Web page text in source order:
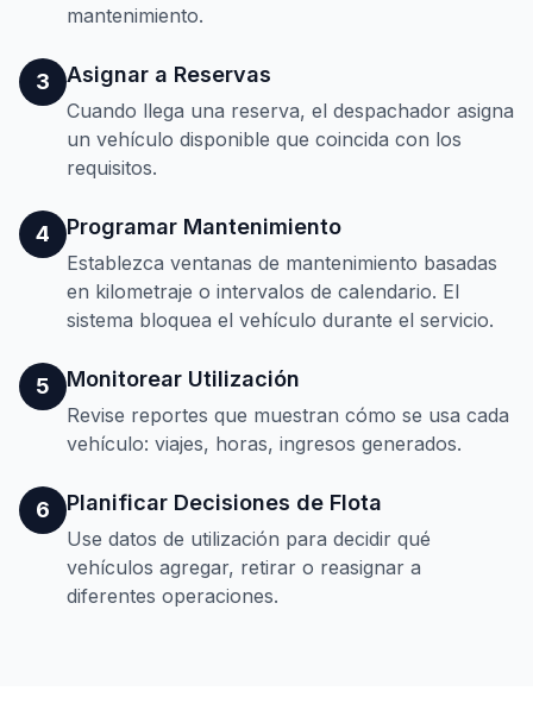
mantenimiento.
3 Asignar a Reservas
Cuando llega una reserva, el despachador asigna
un vehículo disponible que coincida con los
requisitos.
4 Programar Mantenimiento
Establezca ventanas de mantenimiento basadas
en kilometraje o intervalos de calendario. El
sistema bloquea el vehículo durante el servicio.
5 Monitorear Utilización
Revise reportes que muestran cómo se usa cada
vehículo: viajes, horas, ingresos generados.
6 Planificar Decisiones de Flota
Use datos de utilización para decidir qué
vehículos agregar, retirar o reasignar a
diferentes operaciones.